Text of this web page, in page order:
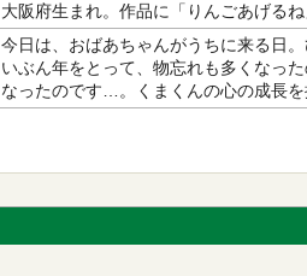
大阪府生まれ。作品に「りんごあげる
今日は、おばあちゃんがうちに来る日
いぶん年をとって、物忘れも多くなっ
なったのです…。くまくんの心の成長